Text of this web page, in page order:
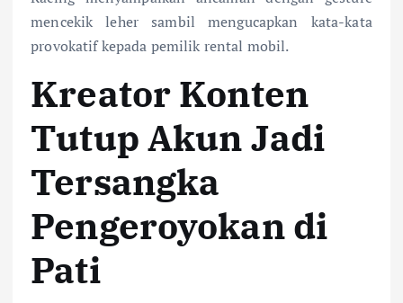
mencekik leher sambil mengucapkan kata-kata
provokatif kepada pemilik rental mobil.
Kreator Konten
Tutup Akun Jadi
Tersangka
Pengeroyokan di
Pati